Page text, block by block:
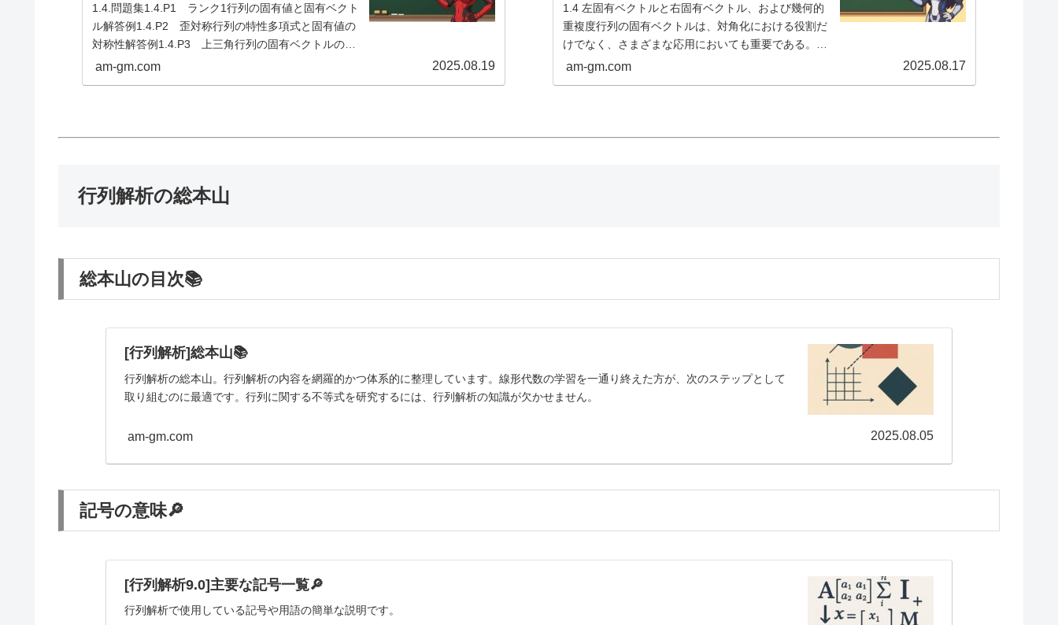
1.4.問題集1.4.P1 ランク1行列の固有値と固有ベクト
ル解答例1.4.P2 歪対称行列の特性多項式と固有値の
対称性解答例1.4.P3 上三角行列の固有ベクトルの構
造解答例1.4.P4 主対角ゼロ三重対角行列の対称性と
am-gm.com 2025.08.19
1.4 左固有ベクトルと右固有ベクトル、および幾何的
重複度行列の固有ベクトルは、対角化における役割だ
けでなく、さまざまな応用においても重要である。ま
ず、固有値に関する重要な観察から始める。1.4.1.
am-gm.com 2025.08.17
行列解析の総本山
総本山の目次📚
[行列解析]総本山📚
行列解析の総本山。行列解析の内容を網羅的かつ体系的に整理しています。線形代数の学習を一通り終えた方が、次のステップとして
取り組むのに最適です。行列に関する不等式を研究するには、行列解析の知識が欠かせません。
am-gm.com 2025.08.05
記号の意味🔎
[行列解析9.0]主要な記号一覧🔎
行列解析で使用している記号や用語の簡単な説明です。